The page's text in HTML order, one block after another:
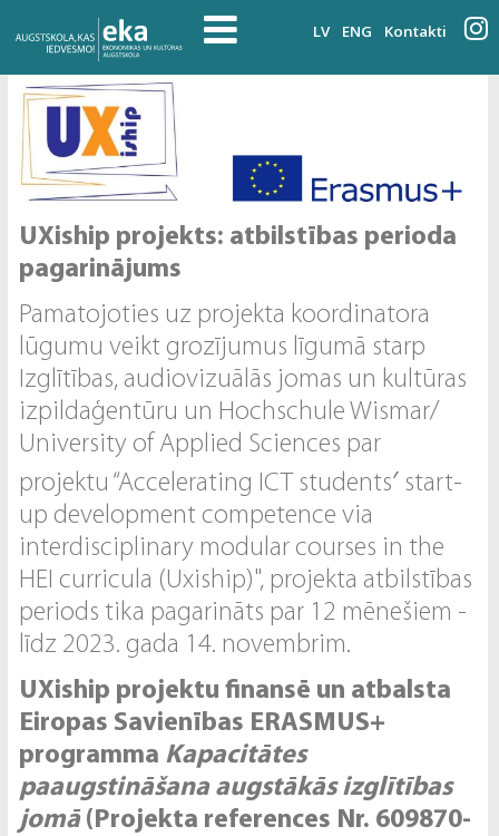
LV ENG Kontakti
UXiship projekts: atbilstības perioda
pagarinājums
Pamatojoties uz projekta koordinatora
lūgumu veikt grozījumus līgumā starp
Izglītības, audiovizuālās jomas un kultūras
izpildaģentūru un Hochschule Wismar/
University of Applied Sciences par
projektu “Accelerating ICT students′ start-
up development competence via
interdisciplinary modular courses in the
HEI curricula (Uxiship)", projekta atbilstības
periods tika pagarināts par 12 mēnešiem -
līdz 2023. gada 14. novembrim.
UXiship projektu finansē un atbalsta
Eiropas Savienības ERASMUS+
programma Kapacitātes
paaugstināšana augstākās izglītības
jomā (Projekta references Nr. 609870-